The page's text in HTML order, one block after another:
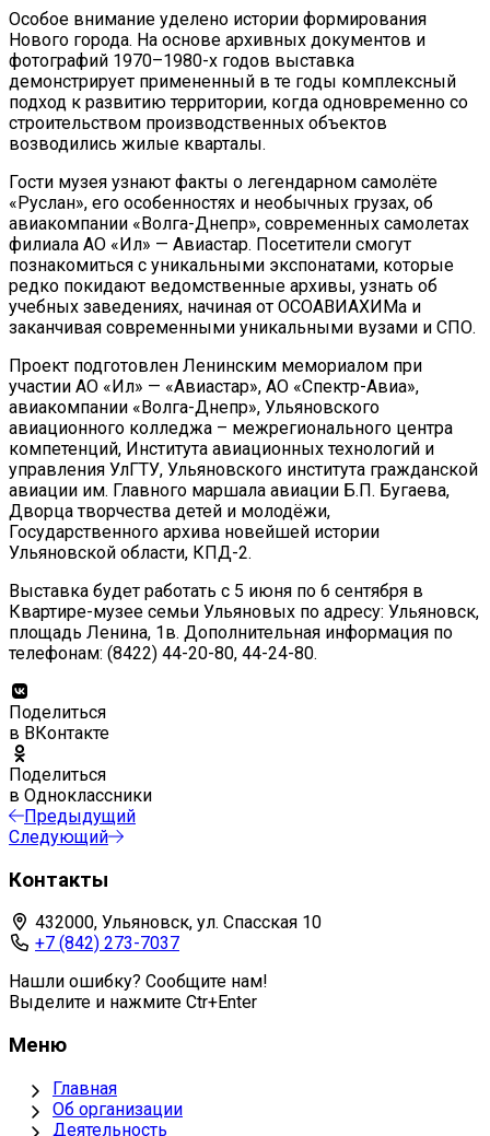
Особое внимание уделено истории формирования
Нового города. На основе архивных документов и
фотографий 1970–1980-х годов выставка
демонстрирует примененный в те годы комплексный
подход к развитию территории, когда одновременно со
строительством производственных объектов
возводились жилые кварталы.
Гости музея узнают факты о легендарном самолёте
«Руслан», его особенностях и необычных грузах, об
авиакомпании «Волга-Днепр», современных самолетах
филиала АО «Ил» — Авиастар. Посетители смогут
познакомиться с уникальными экспонатами, которые
редко покидают ведомственные архивы, узнать об
учебных заведениях, начиная от ОСОАВИАХИМа и
заканчивая современными уникальными вузами и СПО.
Проект подготовлен Ленинским мемориалом при
участии АО «Ил» — «Авиастар», АО «Спектр-Авиа»,
авиакомпании «Волга-Днепр», Ульяновского
авиационного колледжа – межрегионального центра
компетенций, Института авиационных технологий и
управления УлГТУ, Ульяновского института гражданской
авиации им. Главного маршала авиации Б.П. Бугаева,
Дворца творчества детей и молодёжи,
Государственного архива новейшей истории
Ульяновской области, КПД-2.
Выставка будет работать с 5 июня по 6 сентября в
Квартире-музее семьи Ульяновых по адресу: Ульяновск,
площадь Ленина, 1в. Дополнительная информация по
телефонам: (8422) 44-20-80, 44-24-80.
Поделиться
в ВКонтакте
Поделиться
в Одноклассники
Предыдущий
Следующий
Контакты
432000, Ульяновск, ул. Спасская 10
+7 (842) 273-7037
Нашли ошибку? Сообщите нам!
Выделите и нажмите Ctr+Enter
Меню
Главная
Об организации
Деятельность